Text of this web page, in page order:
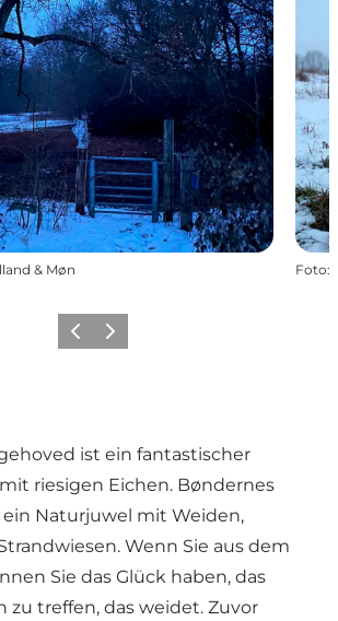
& Møn Foto:
ZurückWeiter
ist ein fantastischer
riesigen Eichen. Bøndernes
Naturjuwel mit Weiden,
Wenn Sie aus dem
Sie das Glück haben, das
zu treffen, das weidet. Zuvor